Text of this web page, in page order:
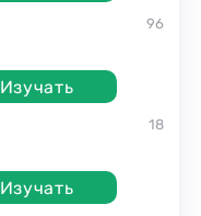
Изучать
96
Изучать
18